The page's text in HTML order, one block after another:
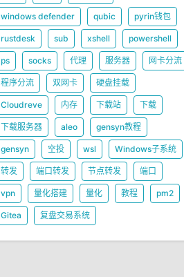
windows defender qubic pyrin钱包
rustdesk sub xshell powershell
ps socks 代理 服务器 网卡分流
程序分流 双网卡 硬盘挂载
Cloudreve 内存 下载站 下载
下载服务器 aleo gensyn教程
gensyn 空投 wsl Windows子系统
转发 端口转发 节点转发 端口
vpn 量化搭建 量化 教程 pm2
Gitea 复盘交易系统